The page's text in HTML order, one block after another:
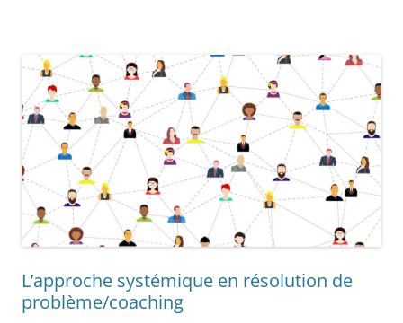
L’approche systémique en résolution de
problème/coaching